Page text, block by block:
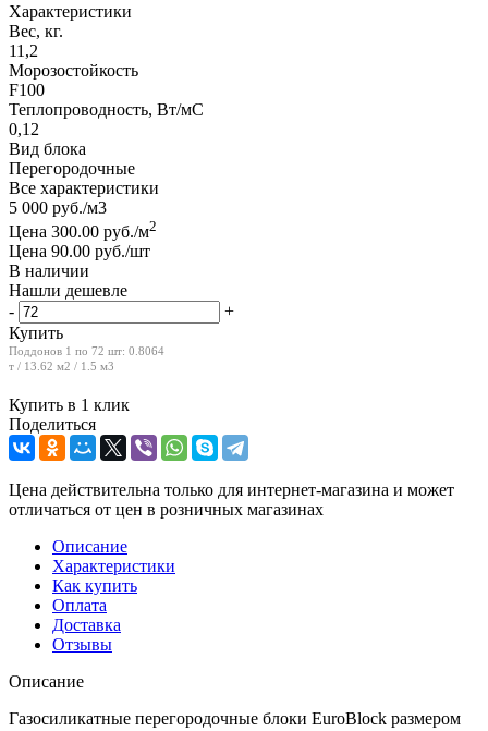
Характеристики
Вес, кг.
11,2
Морозостойкость
F100
Теплопроводность, Вт/мC
0,12
Вид блока
Перегородочные
Все характеристики
5 000 руб./м3
Цена 300.00 руб./м2
Цена 90.00 руб./шт
В наличии
Нашли дешевле
-
+
Купить
Поддонов 1 по 72 шт: 0.8064
т / 13.62 м2 / 1.5 м3
Купить в 1 клик
Поделиться
Цена действительна только для интернет-магазина и может
отличаться от цен в розничных магазинах
Описание
Характеристики
Как купить
Оплата
Доставка
Отзывы
Описание
Газосиликатные перегородочные блоки EuroBlock размером